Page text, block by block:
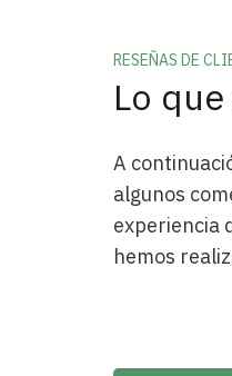
RESEÑAS DE
Lo
A
algunos
experiencia
hemos
Carlos
Una abogada
y que presta
personalizada